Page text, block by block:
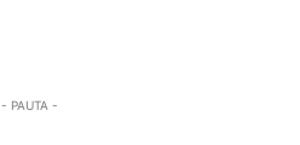
- PAUTA -